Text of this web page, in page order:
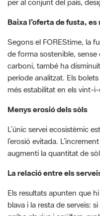
Segons el FOREStime, la
de forma sostenible, sense
període analitzat. Els
més estabilitat en els vint-
Menys erosió dels sòls
L’únic servei ecosistèmic
l’erosió evitada.
augmenti la quantitat de
La relació entre els
Els resultats apunten que
blava i la resta de serveis: si
serveis avaluats.
Boscos madurs i gestió